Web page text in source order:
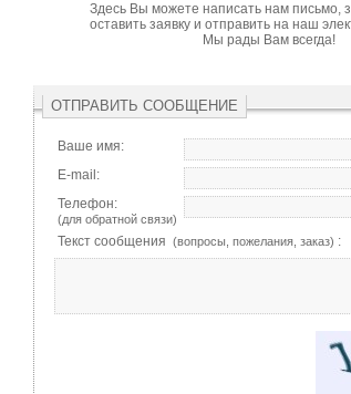
Здесь Вы можете написать нам письмо,
оставить заявку и отправить на наш
Мы рады Вам всегда!
ОТПРАВИТЬ СООБЩЕНИЕ
Ваше имя:
E-mail:
Телефон:
(для обратной связи)
Текст сообщения (вопросы, пожелания, заказ) :